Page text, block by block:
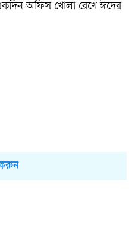
অফিস খোলা রেখে ঈদের